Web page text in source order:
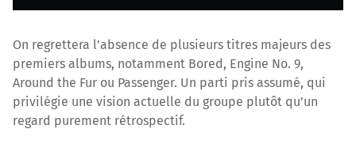
On regrettera l’absence de plusieurs titres majeurs des
premiers albums, notamment Bored, Engine No. 9,
Around the Fur ou Passenger. Un parti pris assumé, qui
privilégie une vision actuelle du groupe plutôt qu’un
regard purement rétrospectif.